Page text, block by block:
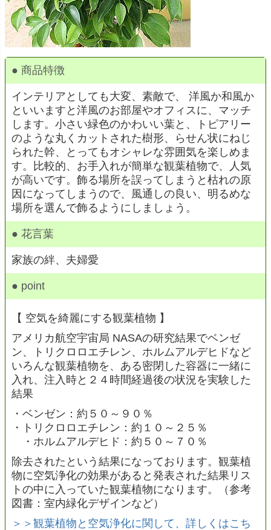
● 商品特徴
インテリアとしても大変、素敵で、 洋風か和風か
といいますと洋風のお部屋やオフィスに、マッチ
します。小さい緑色のかわいい葉と、トピアリー
のような丸くカットされた樹形、らせん状にねじ
られた幹、とってもオシャレな雰囲気を楽しめま
す。比較的、お手入れが簡単な観葉植物で、人気
が高いです。飾る場所を誤ってしまうと枯れの原
因になってしまうので、風通しの良い、明るめな
場所を選んで飾るようにしましょう。
● 花言葉
家族の絆、夫婦愛
● point
【 空気を綺麗にする観葉植物 】
アメリカ航空宇宙局 NASAの研究結果でベンゼ
ン、トリクロロエチレン、ホルムアルデヒドなど
いろんな観葉植物を、ある密閉した容器に一緒に
入れ、注入時と２４時間経過後の状況を実験した
結果
・ベンゼン：約５０～９０％
・トリクロロエチレン：約１０～２５％
・ホルムアルデヒド：約５０～７０％
除去されたという結果になっております。観葉植
物に空気浄化の効果があると発表された結果リス
トの中に入っていた観葉植物になります。（参考
図書：室内緑化デザインなど）
＞＞観葉植物と空気浄化に関して、詳しくはこち